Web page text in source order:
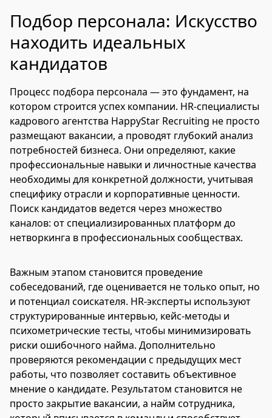
Подбор персонала: Искусство
находить идеальных
кандидатов
Процесс подбора персонала — это фундамент, на
котором строится успех компании. HR-специалисты
кадрового агентства HappyStar Recruiting не просто
размещают вакансии, а проводят глубокий анализ
потребностей бизнеса. Они определяют, какие
профессиональные навыки и личностные качества
необходимы для конкретной должности, учитывая
специфику отрасли и корпоративные ценности.
Поиск кандидатов ведется через множество
каналов: от специализированных платформ до
нетворкинга в профессиональных сообществах.
Важным этапом становится проведение
собеседований, где оценивается не только опыт, но
и потенциал соискателя. HR-эксперты используют
структурированные интервью, кейс-методы и
психометрические тесты, чтобы минимизировать
риски ошибочного найма. Дополнительно
проверяются рекомендации с предыдущих мест
работы, что позволяет составить объективное
мнение о кандидате. Результатом становится не
просто закрытие вакансии, а найм сотрудника,